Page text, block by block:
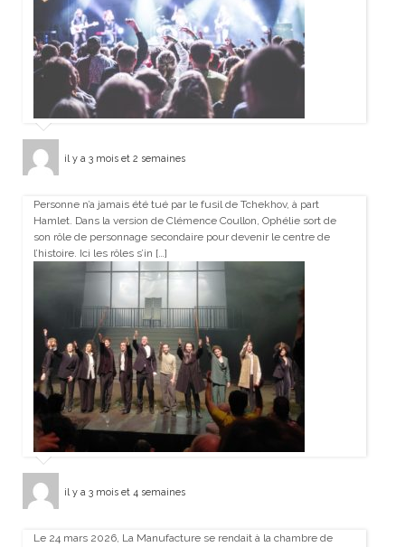
il y a 3 mois et 2 semaines
Personne n’a jamais été tué par le fusil de Tchekhov, à part
Hamlet. Dans la version de Clémence Coullon, Ophélie sort de
son rôle de personnage secondaire pour devenir le centre de
l’histoire. Ici les rôles s’in […]
il y a 3 mois et 4 semaines
Le 24 mars 2026, La Manufacture se rendait à la chambre de